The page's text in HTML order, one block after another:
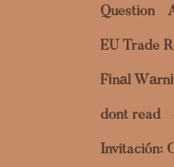
Question
EU Trade
Fіnаl
dont read
Invitación: